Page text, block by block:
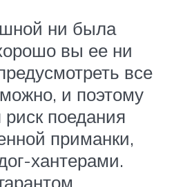
ни была
вы ее ни
все
и поэтому
риск поедания
приманки,
хантерами.